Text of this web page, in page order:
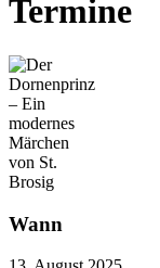
Termine
Wann